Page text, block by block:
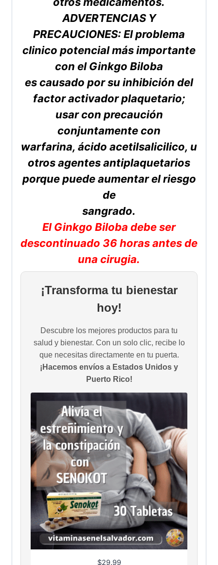
ADVERTENCIAS Y
PRECAUCIONES: El problema
clinico potencial más importante
con el Ginkgo Biloba
es causado por su inhibición del
factor activador plaquetario;
usar con precaución
conjuntamente con
warfarina, ácido acetilsalicilico, u
otros agentes antiplaquetarios
porque puede aumentar el riesgo
de
sangrado.
El Ginkgo Biloba debe ser
descontinuado 36 horas antes de
una cirugia.
¡Transforma tu bienestar
hoy!
Descubre los mejores productos para tu
salud y bienestar. Con un solo clic, recibe lo
que necesitas directamente en tu puerta.
¡Hacemos envíos a Estados Unidos y
Puerto Rico!
$29.99